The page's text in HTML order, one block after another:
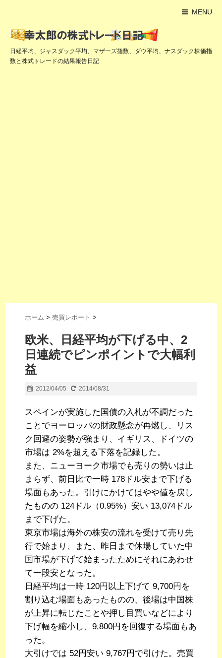
MENU
日経平均、ジャスダック平均、マザーズ指数、ダウ平均、ナスダック株価指
数と株式トレードの結果報告日記
ホーム > 売買レポート >
欧米、日経平均が下げる中、2
日連続でピンポイントで大幅利
益
2012/04/05 2014/08/31
スペインが実施した国債の入札が不調だった
ことでヨーロッパの財政懸念が再燃し、リス
ク回避の姿勢が強まり、イギリス、ドイツの
市場は 2%を超える下落を記録した。
また、ニューヨーク市場でも売りの勢いは止
まらず、前日比で一時 178ドル安まで下げる
場面もあった。引けにかけてはやや値を戻し
たものの 124ドル（0.95%）安い 13,074ドル
まで下げた。
東京市場は海外の株安の流れを受けて売り先
行で始まり、また、昨日まで休場していた中
国市場が下げて始まったためにそれにあわせ
て一段安となった。
日経平均は一時 120円以上下げて 9,700円を
割り込む場面もあったものの、後場は中国株
が上昇に転じたことや押し目買いなどにより
下げ幅を縮小し、9,800円を回復する場面もあ
った。
大引けでは 52円安い 9,767円で引けた。売買